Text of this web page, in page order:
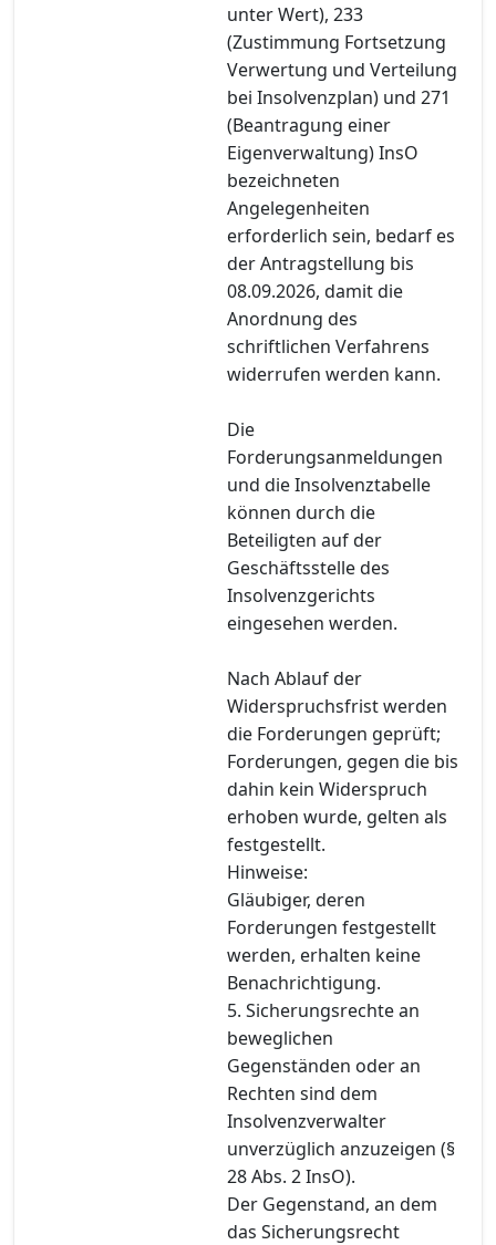
unter Wert), 233
(Zustimmung Fortsetzung
Verwertung und Verteilung
bei Insolvenzplan) und 271
(Beantragung einer
Eigenverwaltung) InsO
bezeichneten
Angelegenheiten
erforderlich sein, bedarf es
der Antragstellung bis
08.09.2026, damit die
Anordnung des
schriftlichen Verfahrens
widerrufen werden kann.
Die
Forderungsanmeldungen
und die Insolvenztabelle
können durch die
Beteiligten auf der
Geschäftsstelle des
Insolvenzgerichts
eingesehen werden.
Nach Ablauf der
Widerspruchsfrist werden
die Forderungen geprüft;
Forderungen, gegen die bis
dahin kein Widerspruch
erhoben wurde, gelten als
festgestellt.
Hinweise:
Gläubiger, deren
Forderungen festgestellt
werden, erhalten keine
Benachrichtigung.
5. Sicherungsrechte an
beweglichen
Gegenständen oder an
Rechten sind dem
Insolvenzverwalter
unverzüglich anzuzeigen (§
28 Abs. 2 InsO).
Der Gegenstand, an dem
das Sicherungsrecht